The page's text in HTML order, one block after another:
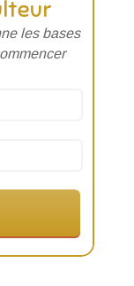
les bases